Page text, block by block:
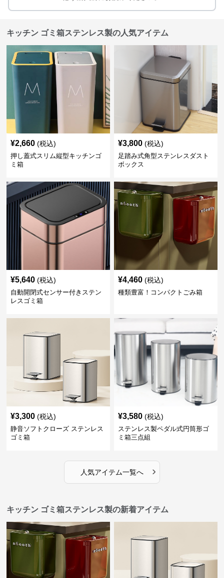
キッチン ゴミ箱ステンレス製の人気アイテム
¥2,660 (税込)
押し蓋式スリム縦型キッチンゴ
ミ箱
¥3,800 (税込)
足踏み式角型ステンレスダスト
ボックス
¥5,640 (税込)
自動開閉式センサー付きステン
レスゴミ箱
¥4,460 (税込)
種類豊富！コンパクトごみ箱
¥3,300 (税込)
静音ソフトクローズ ステンレス
ゴミ箱
¥3,580 (税込)
ステンレス製ペダル式円筒形ゴ
ミ箱三点組
人気アイテム一覧へ ›
キッチン ゴミ箱ステンレス製の新着アイテム